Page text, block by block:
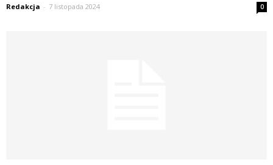
Redakcja - 7 listopada 2024 0